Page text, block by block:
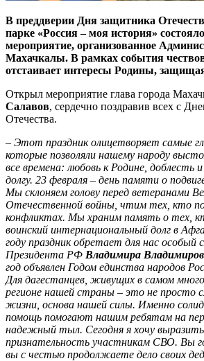
В преддверии Дня защитника
парке «Россия – моя история»
мероприятие, организованное
Махачкалы. В рамках события
отстаивает интересы Родины,
Открыл мероприятие глава города
Салавов, сердечно поздравив всех с
Отечества.
– Этот праздник олицетворяет самые
которые позволяли нашему народу
все времена: любовь к Родине, доблесть
долгу. 23 февраля – день памяти о
Мы склоняем голову перед ветеранами
Отечественной войны, чтим тех, кто
конфликтах. Мы храним память о тех,
воинский интернациональный долг в
году праздник обретает для нас особый
Президента РФ Владимира
год объявлен Годом единства народов
Для дагестанцев, живущих в самом
регионе нашей страны – это не просто
жизни, основа нашей силы. Именно
помощь помогают нашим ребятам на
надежный тыл. Сегодня я хочу
признательность участникам СВО. Вы
вы с честью продолжаете дело своих